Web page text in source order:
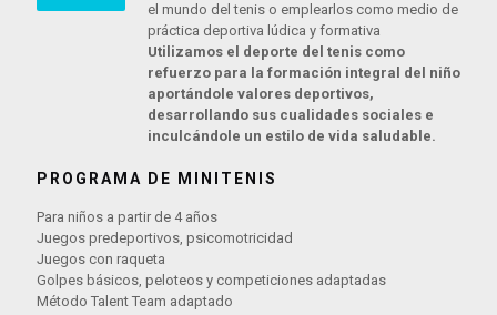
el mundo del tenis o emplearlos como medio de
práctica deportiva lúdica y formativa
Utilizamos el deporte del tenis como
refuerzo para la formación integral del niño
aportándole valores deportivos,
desarrollando sus cualidades sociales e
inculcándole un estilo de vida saludable.
PROGRAMA DE MINITENIS
Para niños a partir de 4 años
Juegos predeportivos, psicomotricidad
Juegos con raqueta
Golpes básicos, peloteos y competiciones adaptadas
Método Talent Team adaptado